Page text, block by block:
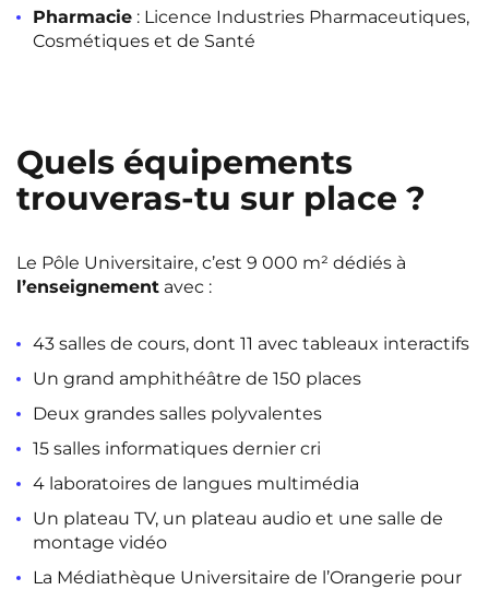
Voir toutes les villes
Pharmacie : Licence Industries Pharmaceutiques,
Cosmétiques et de Santé
Quels équipements
trouveras-tu sur place ?
Le Pôle Universitaire, c’est 9 000 m² dédiés à
l’enseignement avec :
43 salles de cours, dont 11 avec tableaux interactifs
Un grand amphithéâtre de 150 places
Deux grandes salles polyvalentes
15 salles informatiques dernier cri
4 laboratoires de langues multimédia
Un plateau TV, un plateau audio et une salle de
montage vidéo
La Médiathèque Universitaire de l’Orangerie pour